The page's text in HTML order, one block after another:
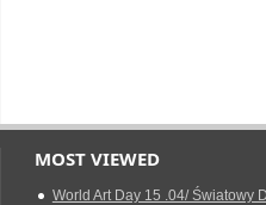
MOST VIEWED
World Art Day 15 .04/ Światowy